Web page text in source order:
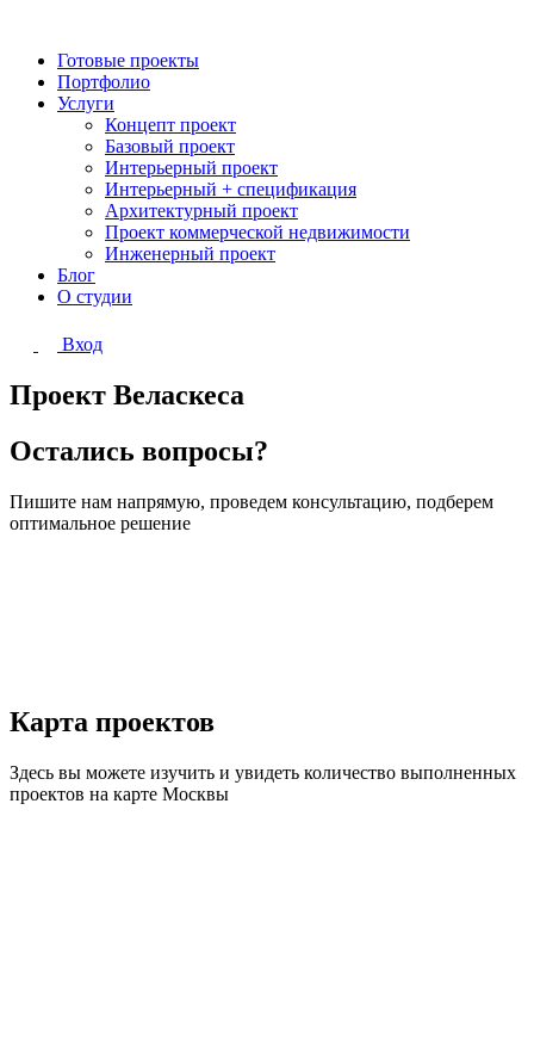
Готовые проекты
Портфолио
Услуги
Концепт проект
Базовый проект
Интерьерный проект
Интерьерный + спецификация
Архитектурный проект
Проект коммерческой недвижимости
Инженерный проект
Блог
О студии
Вход
Проект Веласкеса
Остались вопросы?
Пишите нам напрямую, проведем консультацию, подберем
оптимальное решение
Карта проектов
Здесь вы можете изучить и увидеть количество выполненных
проектов на карте Москвы